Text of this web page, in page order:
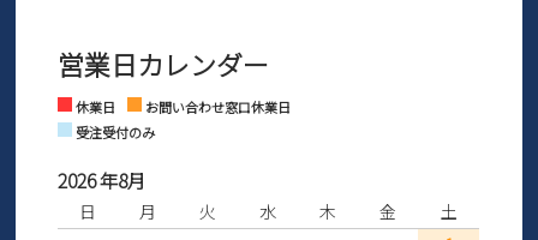
さい。
※土日祝はお問い合わせ窓口休業日となります。
Facebook Instagram
営業日カレンダー
休業日
お問い合わせ窓口休業日
受注受付のみ
2026 年8月
日 月 火 水 木 金
土